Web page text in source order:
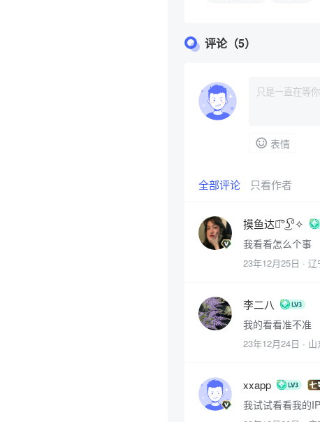
评论（5）
表情
全部评论 只看作者
摸鱼达人͡°͜ʖ͡°✧
我看看怎么个事
23年12月25日 · 辽
李二八
我的看看准不准
23年12月24日 · 山
xxapp
我试试看看我的IP